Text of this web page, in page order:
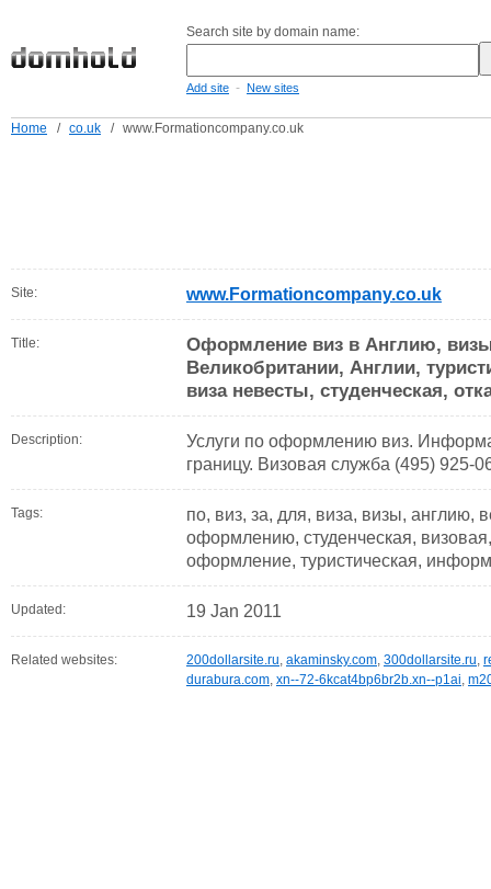
Search site by domain name:
Add site - New sites
Home / co.uk / www.Formationcompany.co.uk
Site: www.Formationcompany.co.uk
Title:
Оформление виз в Англию,
Великобритании, Англии,
виза невесты, студенческая,
Description:
Услуги по оформлению виз.
границу. Визовая служба (495) 925-
Tags:
по, виз, за, для, виза, визы, англию,
оформлению, студенческая,
оформление, туристическая,
Updated: 19 Jan 2011
Related websites: 200dollarsite.ru, akaminsky.com, 300dollarsite.ru,
durabura.com, xn--72-6kcat4bp6br2b.xn--p1ai,